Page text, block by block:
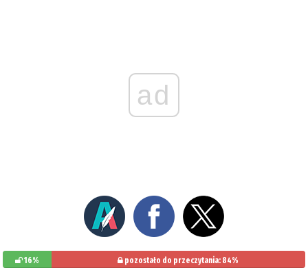
ad
16% pozostało do przeczytania: 84%